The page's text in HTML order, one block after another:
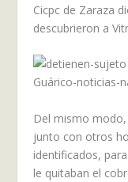
Cicpc de Zaraza
descubrieron a
Del mismo
junto con otros
identificados,
le quitaban el